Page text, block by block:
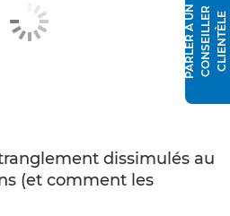
dissimulés au
(et comment les
P
A
R
L
E
R
À U
N
C
O
N
S
E
I
L
L
E
R
C
L
I
E
N
T
È
L E